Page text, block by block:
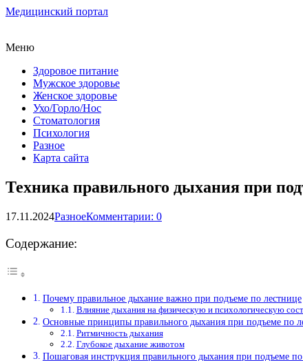
Медицинский портал
Меню
Здоровое питание
Мужское здоровье
Женское здоровье
Ухо/Горло/Нос
Стоматология
Психология
Разное
Карта сайта
Техника правильного дыхания при
17.11.2024РазноеКомментарии: 0
Содержание:
Почему правильное дыхание важно при подъеме по лестнице
Влияние дыхания на физическую и психологическую
Основные принципы правильного дыхания при подъеме по
Ритмичность дыхания
Глубокое дыхание животом
Пошаговая инструкция правильного дыхания при подъеме